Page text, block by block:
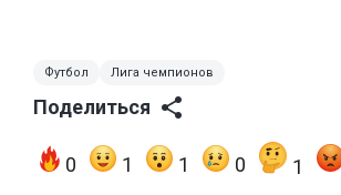
Футбол Лига чемпионов
Поделиться
0 1 1 0 1